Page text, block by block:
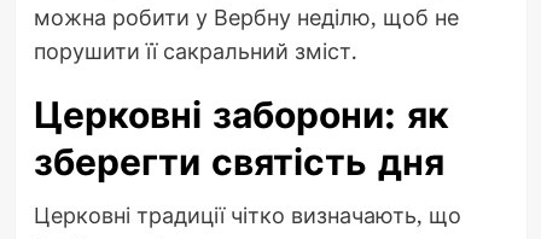
можна робити у Вербну неділю, щоб не
порушити її сакральний зміст.
Церковні заборони: як
зберегти святість дня
Церковні традиції чітко визначають, що